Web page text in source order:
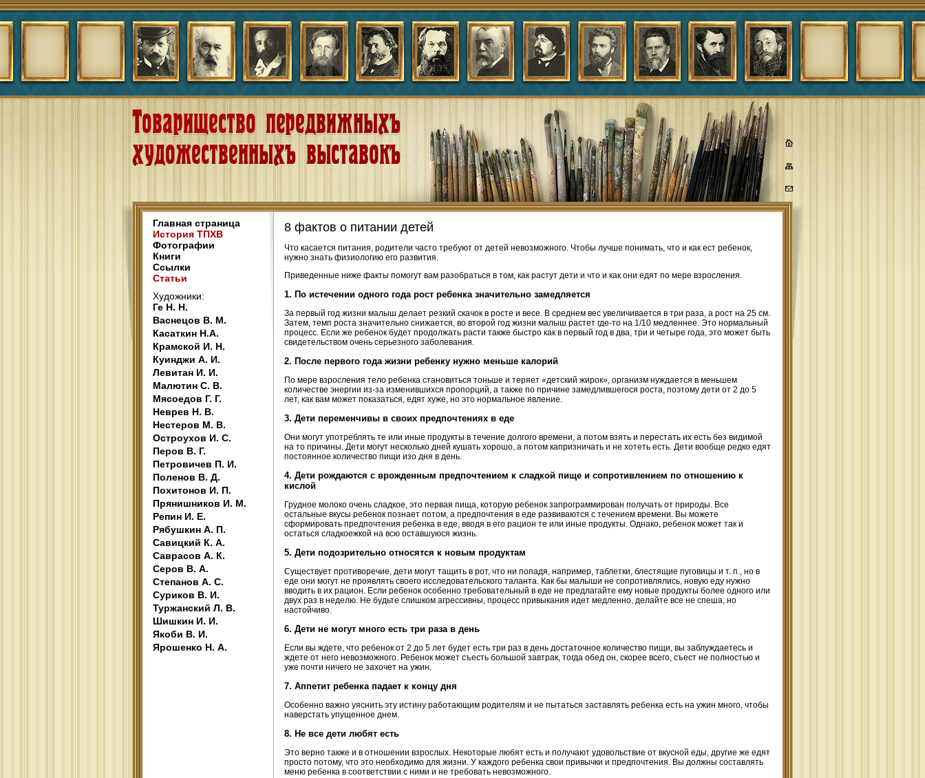
Главная страница
История ТПХВ
Фотографии
Книги
Ссылки
Статьи
Художники:
Ге Н. Н.
Васнецов В. М.
Касаткин Н.А.
Крамской И. Н.
Куинджи А. И.
Левитан И. И.
Малютин С. В.
Мясоедов Г. Г.
Неврев Н. В.
Нестеров М. В.
Остроухов И. С.
Перов В. Г.
Петровичев П. И.
Поленов В. Д.
Похитонов И. П.
Прянишников И. М.
Репин И. Е.
Рябушкин А. П.
Савицкий К. А.
Саврасов А. К.
Серов В. А.
Степанов А. С.
Суриков В. И.
Туржанский Л. В.
Шишкин И. И.
Якоби В. И.
Ярошенко Н. А.
8 фактов о питании детей
Что касается питания, родители часто требуют от детей невозможного. Чтобы лучше понимать, что и как ест ребенок,
нужно знать физиологию его развития.
Приведенные ниже факты помогут вам разобраться в том, как растут дети и что и как они едят по мере взросления.
1. По истечении одного года рост ребенка значительно замедляется
За первый год жизни малыш делает резкий скачок в росте и весе. В среднем вес увеличивается в три раза, а рост на 25 см.
Затем, темп роста значительно снижается, во второй год жизни малыш растет где-то на 1/10 медленнее. Это нормальный
процесс. Если же ребенок будет продолжать расти также быстро как в первый год в два, три и четыре года, это может быть
свидетельством очень серьезного заболевания.
2. После первого года жизни ребенку нужно меньше калорий
По мере взросления тело ребенка становиться тоньше и теряет «детский жирок», организм нуждается в меньшем
количестве энергии из-за изменившихся пропорций, а также по причине замедлившегося роста, поэтому дети от 2 до 5
лет, как вам может показаться, едят хуже, но это нормальное явление.
3. Дети переменчивы в своих предпочтениях в еде
Они могут употреблять те или иные продукты в течение долгого времени, а потом взять и перестать их есть без видимой
на то причины. Дети могут несколько дней кушать хорошо, а потом капризничать и не хотеть есть. Дети вообще редко едят
постоянное количество пищи изо дня в день.
4. Дети рождаются с врожденным предпочтением к сладкой пище и сопротивлением по отношению к
кислой
Грудное молоко очень сладкое, это первая пища, которую ребенок запрограммирован получать от природы. Все
остальные вкусы ребенок познает потом, а предпочтения в еде развиваются с течением времени. Вы можете
сформировать предпочтения ребенка в еде, вводя в его рацион те или иные продукты. Однако, ребенок может так и
остаться сладкоежкой на всю оставшуюся жизнь.
5. Дети подозрительно относятся к новым продуктам
Существует противоречие, дети могут тащить в рот, что ни попадя, например, таблетки, блестящие пуговицы и т. п., но в
еде они могут не проявлять своего исследовательского таланта. Как бы малыши не сопротивлялись, новую еду нужно
вводить в их рацион. Если ребенок особенно требовательный в еде не предлагайте ему новые продукты более одного или
двух раз в неделю. Не будьте слишком агрессивны, процесс привыкания идет медленно, делайте все не спеша, но
настойчиво.
6. Дети не могут много есть три раза в день
Если вы ждете, что ребенок от 2 до 5 лет будет есть три раз в день достаточное количество пищи, вы заблуждаетесь и
ждете от него невозможного. Ребенок может съесть большой завтрак, тогда обед он, скорее всего, съест не полностью и
уже почти ничего не захочет на ужин.
7. Аппетит ребенка падает к концу дня
Особенно важно уяснить эту истину работающим родителям и не пытаться заставлять ребенка есть на ужин много, чтобы
наверстать упущенное днем.
8. Не все дети любят есть
Это верно также и в отношении взрослых. Некоторые любят есть и получают удовольствие от вкусной еды, другие же едят
просто потому, что это необходимо для жизни. У каждого ребенка свои привычки и предпочтения. Вы должны составлять
меню ребенка в соответствии с ними и не требовать невозможного.